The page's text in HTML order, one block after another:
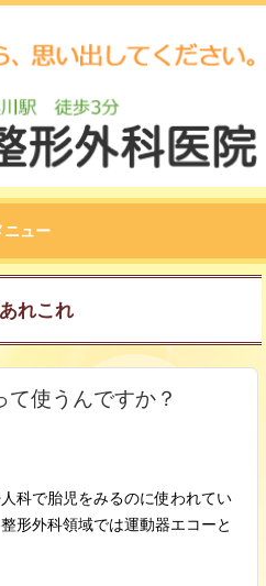
ニュー
れこれ
使うんですか？
科で胎児をみるのに使われてい
形外科領域では運動器エコーと